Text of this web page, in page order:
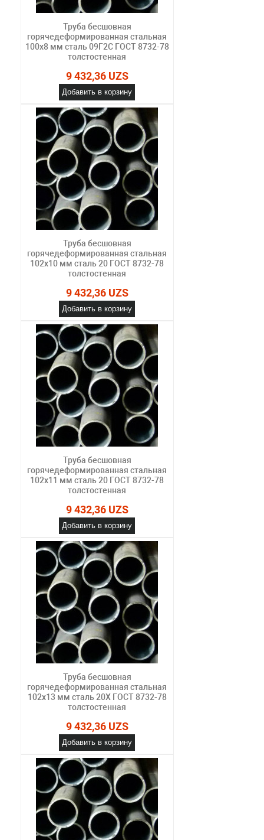
Труба бесшовная
горячедеформированная стальная
100х8 мм сталь 09Г2С ГОСТ 8732-78
толстостенная
9 432,36 UZS
Добавить в корзину
Труба бесшовная
горячедеформированная стальная
102х10 мм сталь 20 ГОСТ 8732-78
толстостенная
9 432,36 UZS
Добавить в корзину
Труба бесшовная
горячедеформированная стальная
102х11 мм сталь 20 ГОСТ 8732-78
толстостенная
9 432,36 UZS
Добавить в корзину
Труба бесшовная
горячедеформированная стальная
102х13 мм сталь 20Х ГОСТ 8732-78
толстостенная
9 432,36 UZS
Добавить в корзину